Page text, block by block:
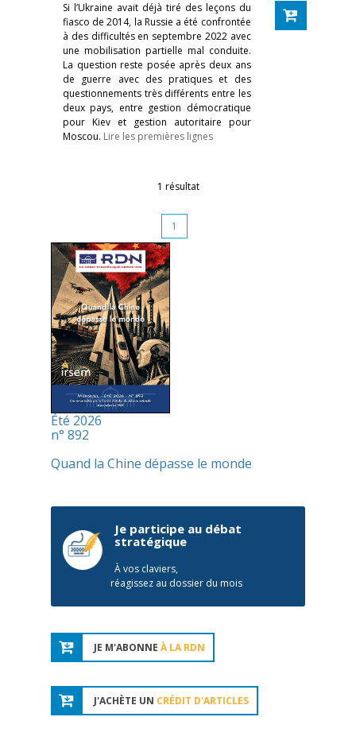
Si l’Ukraine avait déjà tiré des leçons du
fiasco de 2014, la Russie a été confrontée
à des difficultés en septembre 2022 avec
une mobilisation partielle mal conduite.
La question reste posée après deux ans
de guerre avec des pratiques et des
questionnements très différents entre les
deux pays, entre gestion démocratique
pour Kiev et gestion autoritaire pour
Moscou. Lire les premières lignes
1 résultat
1
Été 2026
n° 892
Quand la Chine dépasse le monde
Je participe au débat
stratégique
À vos claviers,
réagissez au dossier du mois
JE M'ABONNE À LA RDN
J'ACHÈTE UN CRÉDIT D'ARTICLES